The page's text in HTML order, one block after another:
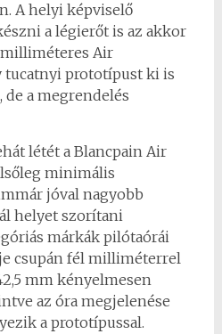
A helyi képviselő
a légierőt is az akkor
Air
tucatnyi prototípust ki is
a megrendelés
létét a Blancpain Air
minimális
jóval nagyobb
helyet szorítani
márkák pilótaórái
csupán fél milliméterrel
mm kényelmesen
az óra megjelenése
a prototípussal.